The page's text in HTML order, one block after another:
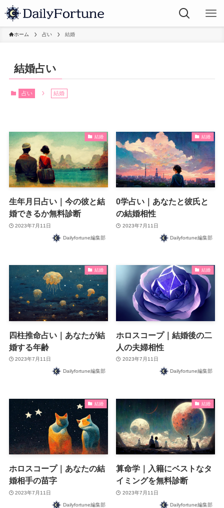
ホーム 占い 結婚
結婚占い
占い 結婚
結婚
生年月日占い｜今の彼と結
婚できるか無料診断
2023年7月11日
Dailyfortune編集部
結婚
0学占い｜あなたと彼氏と
の結婚相性
2023年7月11日
Dailyfortune編集部
結婚
四柱推命占い｜あなたが結
婚する年齢
2023年7月11日
Dailyfortune編集部
結婚
ホロスコープ｜結婚後の二
人の夫婦相性
2023年7月11日
Dailyfortune編集部
結婚
ホロスコープ｜あなたの結
婚相手の苗字
2023年7月11日
Dailyfortune編集部
結婚
算命学｜入籍にベストなタ
イミングを無料診断
2023年7月11日
Dailyfortune編集部